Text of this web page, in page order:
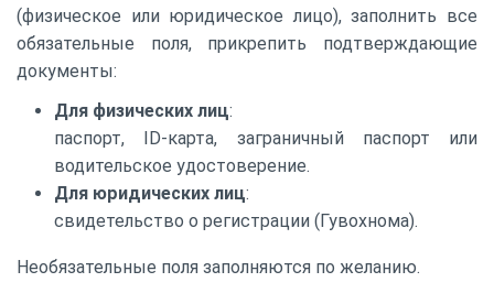
(физическое или юридическое лицо), заполнить все
обязательные поля, прикрепить подтверждающие
документы:
Для физических лиц:
паспорт, ID-карта, заграничный паспорт или
водительское удостоверение.
Для юридических лиц:
свидетельство о регистрации (Гувохнома).
Необязательные поля заполняются по желанию.